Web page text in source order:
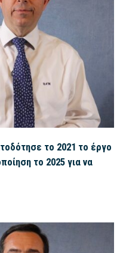
το 2021 το έργο
το 2025 για να